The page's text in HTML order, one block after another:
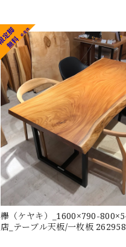
欅（ケヤキ）_1600×790-
店_テーブル天板/一枚板